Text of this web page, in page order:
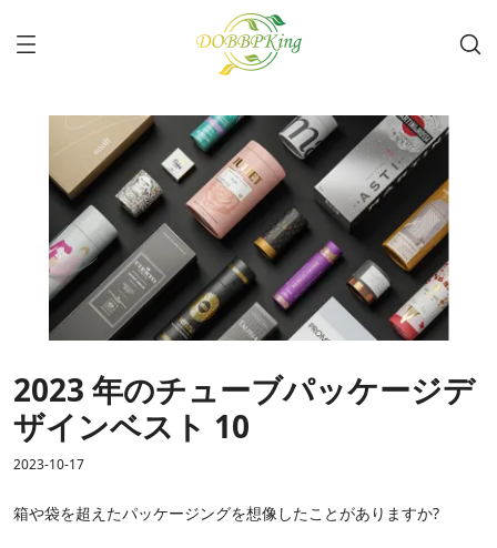
2023 年のチューブパッケージデ
ザインベスト 10
2023-10-17
箱や袋を超えたパッケージングを想像したことがありますか?